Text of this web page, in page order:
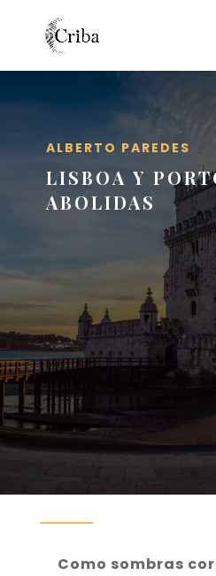
ALBERTO PAREDES
LISBOA Y
ABOLIDAS
Como sombras